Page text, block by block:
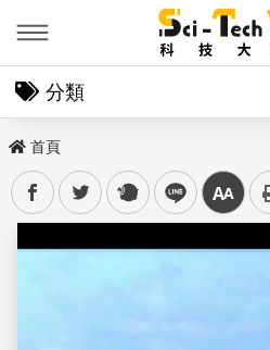
分類
首頁
facebooktwitter plurk line 中